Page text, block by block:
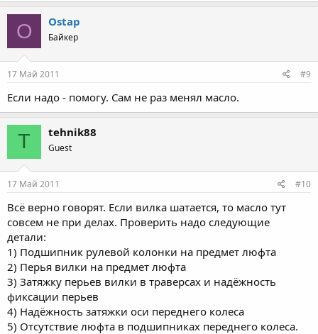
O Ostap
Байкер
17 Май 2011 #9
Если надо - помогу. Сам не раз менял масло.
T tehnik88
Guest
17 Май 2011 #10
Всё верно говорят. Если вилка шатается, то масло тут
совсем не при делах. Проверить надо следующие
детали:
1) Подшипник рулевой колонки на предмет люфта
2) Перья вилки на предмет люфта
3) Затяжку перьев вилки в траверсах и надёжность
фиксации перьев
4) Надёжность затяжки оси переднего колеса
5) Отсутствие люфта в подшипниках переднего колеса.